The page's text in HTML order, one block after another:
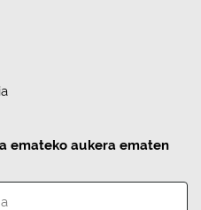
emateko aukera ematen